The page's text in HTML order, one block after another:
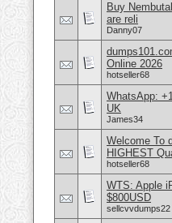
Buy
are reli
Danny07
Online 2026
hotseller68
WhatsApp:
UK
James34
Welcome To
HIGHEST
hotseller68
WTS: Apple
$800USD
sellcvvdumps22